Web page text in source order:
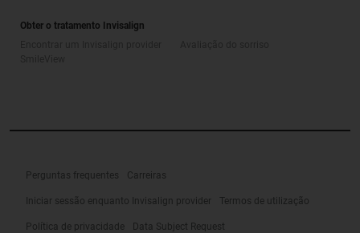
Obter o tratamento Invisalign
Perguntas frequentes Carreiras
Iniciar sessão enquanto Invisalign provider Termos de utilização
Política de privacidade Data Subject Request